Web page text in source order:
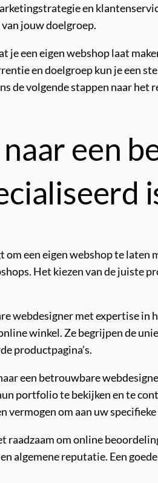
en
jouw doelgroep.
je een eigen webshop laat
en doelgroep kun je een
de volgende stappen naar
een
om een eigen webshop te laten
Het kiezen van de juiste
webdesigner met expertise in
winkel. Ze begrijpen de
productpagina’s.
een betrouwbare
portfolio te bekijken en te
vermogen om aan uw
raadzaam om online
algemene reputatie. Een